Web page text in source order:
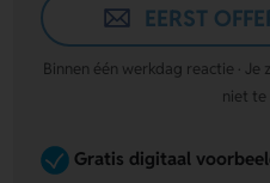
EERST
Binnen één werkdag reactie ·
niet te
Gratis digitaal